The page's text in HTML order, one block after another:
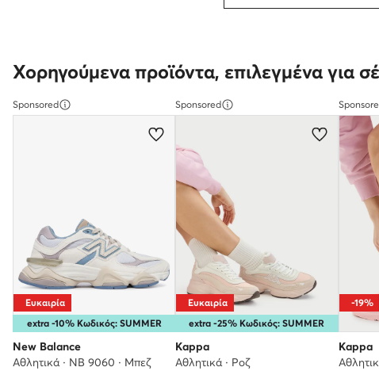
Χορηγούμενα προϊόντα, επιλεγμένα για
Sponsored
extra -10% Κωδικός: SUMMER
Ευκαιρία
New Balance
Αθλητικά · NB 9060 · Μπεζ
Sponsored
extra -25% Κωδικός: SUMMER
Ευκαιρία
Kappa
Αθλητικά · Ροζ
-19%
Kappa